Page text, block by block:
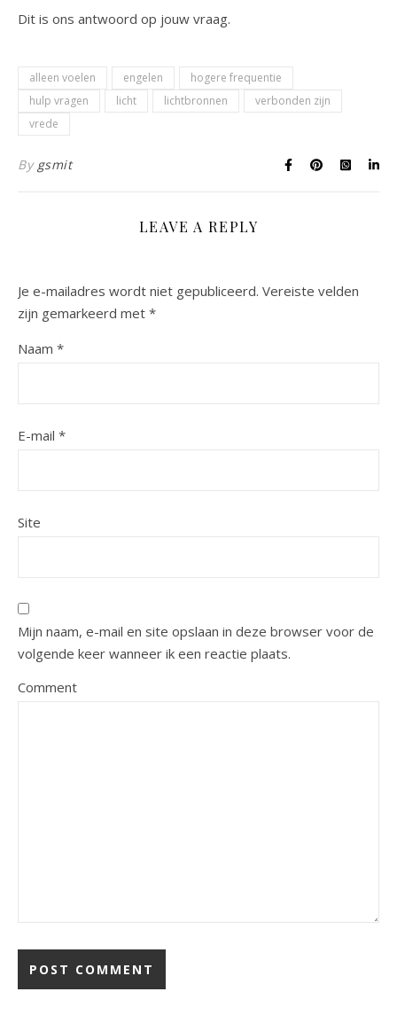
Dit is ons antwoord op jouw vraag.
alleen voelen engelen
hogere frequentie
hulp vragen
licht lichtbronnen
verbonden zijn
vrede
By gsmit
LEAVE A REPLY
Je e-mailadres wordt niet gepubliceerd. Vereiste velden
zijn gemarkeerd met *
Naam *
E-mail *
Site
Mijn naam, e-mail en site opslaan in deze browser voor de
volgende keer wanneer ik een reactie plaats.
Comment